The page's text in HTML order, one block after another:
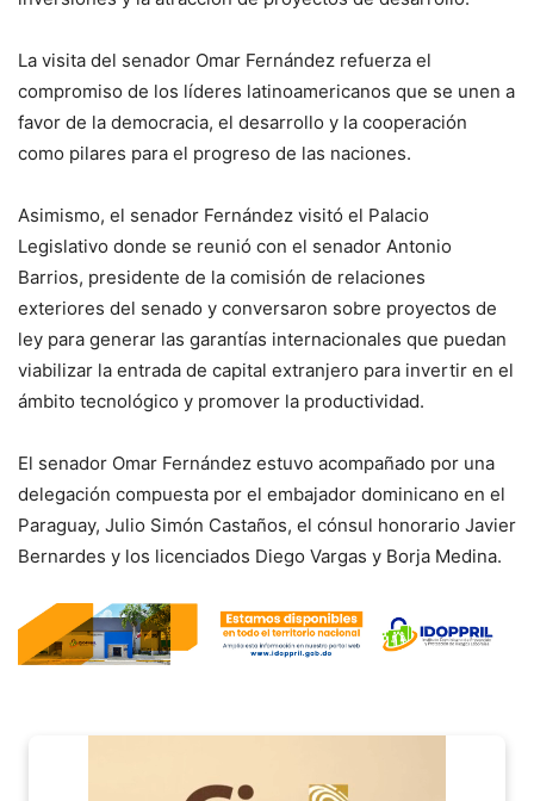
La visita del senador Omar Fernández refuerza el
compromiso de los líderes latinoamericanos que se unen a
favor de la democracia, el desarrollo y la cooperación
como pilares para el progreso de las naciones.
Asimismo, el senador Fernández visitó el Palacio
Legislativo donde se reunió con el senador Antonio
Barrios, presidente de la comisión de relaciones
exteriores del senado y conversaron sobre proyectos de
ley para generar las garantías internacionales que puedan
viabilizar la entrada de capital extranjero para invertir en el
ámbito tecnológico y promover la productividad.
El senador Omar Fernández estuvo acompañado por una
delegación compuesta por el embajador dominicano en el
Paraguay, Julio Simón Castaños, el cónsul honorario Javier
Bernardes y los licenciados Diego Vargas y Borja Medina.